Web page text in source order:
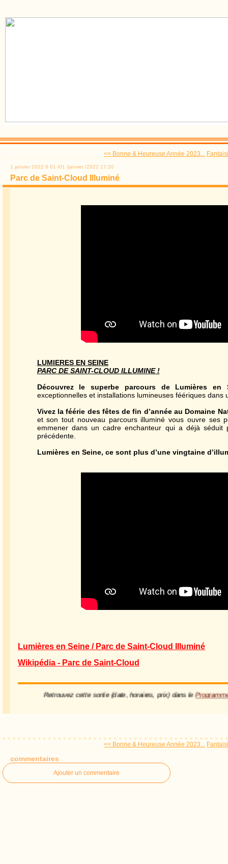
<< Bonne & Heureuse Année 2023...
1 janvier 2022 6 01 /01 /janvier /2022 17:20
Parc de Saint-Cloud Illuminé
LUMIERES EN SEINE
PARC DE SAINT-CLOUD ILLUMINE !
Découvrez le superbe parcours de Lumières en
exceptionnelles et installations lumineuses féériques dans
Vivez la féérie des fêtes de fin d’année au Domaine
et son tout nouveau parcours illuminé vous ouvre ses
emmener dans un cadre enchanteur qui a déjà séduit
précédente.
Lumières en Seine, ce sont plus d’une vingtaine
Lumières en Seine / Parc de Saint-Cloud Illuminé
Wikipédia - Parc de Saint-Cloud
Retrouvez cette sortie (date, horaires, prix) dans le
<< Bonne & Heureuse Année 2023...
commentaires
Ajouter un commentaire